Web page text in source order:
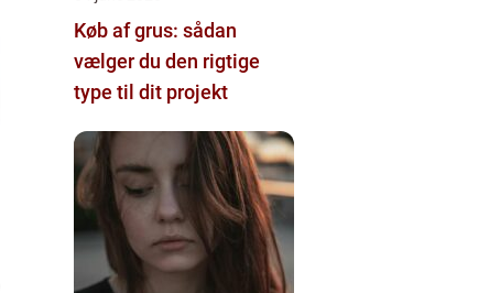
Køb af grus: sådan
vælger du den rigtige
type til dit projekt